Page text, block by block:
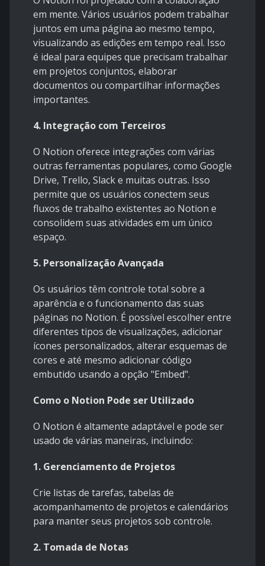
em mente. Vários usuários podem trabalhar
juntos em uma página ao mesmo tempo,
visualizando as edições em tempo real. Isso
é ideal para equipes que precisam trabalhar
em projetos conjuntos, elaborar
documentos ou compartilhar informações
importantes.
4. Integração com Terceiros
O Notion oferece integrações com várias
outras ferramentas populares, como Google
Drive, Trello, Slack e muitas outras. Isso
permite que os usuários conectem seus
fluxos de trabalho existentes ao Notion e
consolidem suas atividades em um único
espaço.
5. Personalização Avançada
Os usuários têm controle total sobre a
aparência e o funcionamento das suas
páginas no Notion. É possível escolher entre
diferentes tipos de visualizações, adicionar
ícones personalizados, alterar esquemas de
cores e até mesmo adicionar código
embutido usando a opção "Embed".
Como o Notion Pode ser Utilizado
O Notion é altamente adaptável e pode ser
usado de várias maneiras, incluindo:
1. Gerenciamento de Projetos
Crie listas de tarefas, tabelas de
acompanhamento de projetos e calendários
para manter seus projetos sob controle.
2. Tomada de Notas